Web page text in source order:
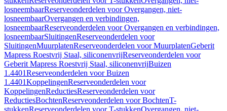
losneembaarReserveonderdelen voor Overgangen, niet-
losneembaarOvergangen en verbindingen,
losneembaarReserveonderdelen voor Overgangen en verbindingen,
losneembaarSluitingenReserveonderdelen voor
SluitingenMuurplatenReserveonderdelen voor MuurplatenGeberit
Mapress Roestvrij Staal, siliconenvrijReserveonderdelen voor
Geberit Mapress Roestvrij Staal, siliconenvrijBuizen
1.4401Reserveonderdelen voor Buizen
1.4401KoppelingenReserveonderdelen voor
KoppelingenReductiesReserveonderdelen voor
ReductiesBochtenReserveonderdelen voor BochtenT-
stukkenReserveonderdelen voor T-stukkenOvergangen, niet-